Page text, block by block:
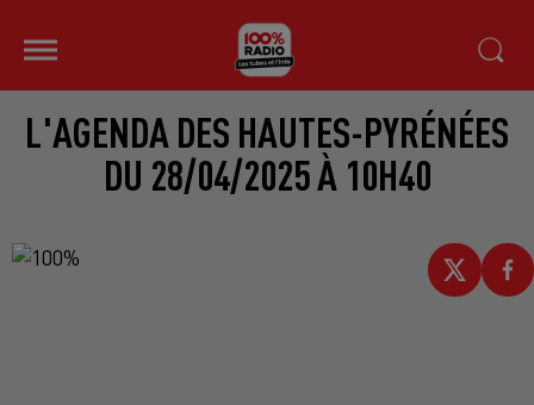
L'AGENDA DES HAUTES-PYRÉNÉES
DU 28/04/2025 À 10H40